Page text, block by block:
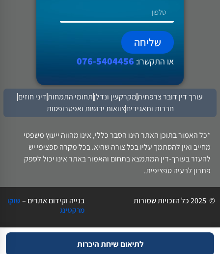
שליחה
או התקשרו:
עורך דין דובר צרפתיתמקרקעין ונדלןתחומי התמחותדיני חוזים
חברות ותאגידיםצוואות ירושות ואפטרופסות
*כל האמור בתוכן האתר הינו הסבר כללי, אינו מהווה ייעוץ משפטי
מחייב ואין להסתמך עליו בכל צורה שהיא. בכל מקרה ספציפי יש
להעזר בעורך-דין המתמצא בתחום והאמור באתר אינו יכול לספק
פתרון לבעיה ספציפית.
© 2025 כל הזכויות שמורות בנייה וקידום אתרים – שוקו
מרקטינג
לתיאום שיחת היכרות